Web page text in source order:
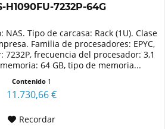
H1090FU-7232P-64G
NAS. Tipo de carcasa: Rack (1U). Clase
Familia de procesadores: EPYC,
7232P, frecuencia del procesador: 3,1
64 GB, tipo de memoria...
Contenido 1
11.730,66 €
Recordar